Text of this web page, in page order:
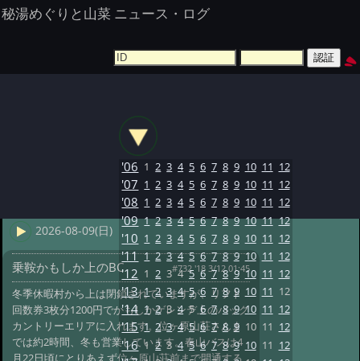
秘湯めぐりと山菜 ニュース・ログ
2026-08-09(日)
乗鞍かもしか上のBC #732 '18 3/12 01:45
冬季休暇村から上は閉鎖されていますが、リフト
回数券3枚分1200円でかもしかゲレンデ上のバック
カントリーエリアに入れます。位ヶ原山荘さんま
では約2時間、冬も営業しています。春山バスは4
月22日頃にとりあえず位ヶ原山荘前まで開通する
'06 1 2 3 4 5 6 7 8 9 10 11 12
'07 1 2 3 4 5 6 7 8 9 10 11 12
'08 1 2 3 4 5 6 7 8 9 10 11 12
'09 1 2 3 4 5 6 7 8 9 10 11 12
'10 1 2 3 4 5 6 7 8 9 10 11 12
'11 1 2 3 4 5 6 7 8 9 10 11 12
'12 1 2 3 4 5 6 7 8 9 10 11 12
'13 1 2 3 4 5 6 7 8 9 10 11 12
'14 1 2 3 4 5 6 7 8 9 10 11 12
'15 1 2 3 4 5 6 7 8 9 10 11 12
'16 1 2 3 4 5 6 7 8 9 10 11 12